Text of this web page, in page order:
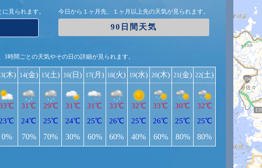
見られます。 今日から１ヶ月先、１ヶ月以上先の天気が見られます。
90日間天気
1時間ごとの天気やその日の詳細が見られます。
(木)
23℃
0%
14(金)
31℃
24℃
70%
15(土)
29℃
25℃
70%
16(日)
31℃
24℃
30%
17(月)
31℃
25℃
60%
18(火)
33℃
26℃
60%
19(水)
32℃
25℃
40%
20(木)
33℃
26℃
60%
21(金)
30℃
25℃
80%
22(土)
32℃
25℃
80%